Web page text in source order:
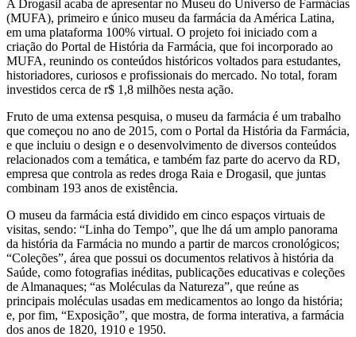
A Drogasil acaba de apresentar no Museu do Universo de Farmácias
(MUFA), primeiro e único museu da farmácia da América Latina,
em uma plataforma 100% virtual. O projeto foi iniciado com a
criação do Portal de História da Farmácia, que foi incorporado ao
MUFA, reunindo os conteúdos históricos voltados para estudantes,
historiadores, curiosos e profissionais do mercado. No total, foram
investidos cerca de r$ 1,8 milhões nesta ação.
Fruto de uma extensa pesquisa, o museu da farmácia é um trabalho
que começou no ano de 2015, com o Portal da História da Farmácia,
e que incluiu o design e o desenvolvimento de diversos conteúdos
relacionados com a temática, e também faz parte do acervo da RD,
empresa que controla as redes droga Raia e Drogasil, que juntas
combinam 193 anos de existência.
O museu da farmácia está dividido em cinco espaços virtuais de
visitas, sendo: “Linha do Tempo”, que lhe dá um amplo panorama
da história da Farmácia no mundo a partir de marcos cronológicos;
“Coleções”, área que possui os documentos relativos à história da
Saúde, como fotografias inéditas, publicações educativas e coleções
de Almanaques; “as Moléculas da Natureza”, que reúne as
principais moléculas usadas em medicamentos ao longo da história;
e, por fim, “Exposição”, que mostra, de forma interativa, a farmácia
dos anos de 1820, 1910 e 1950.